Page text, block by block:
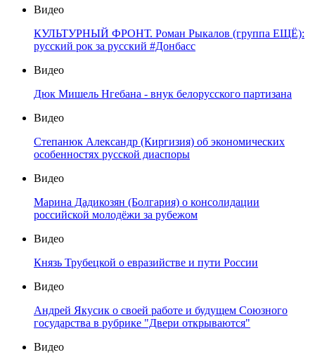
Видео
КУЛЬТУРНЫЙ ФРОНТ. Роман Рыкалов (группа ЕЩЁ):
русский рок за русский #Донбасс
Видео
Дюк Мишель Нгебана - внук белорусского партизана
Видео
Степанюк Александр (Киргизия) об экономических
особенностях русской диаспоры
Видео
Марина Дадикозян (Болгария) о консолидации
российской молодёжи за рубежом
Видео
Князь Трубецкой о евразийстве и пути России
Видео
Андрей Якусик о своей работе и будущем Союзного
государства в рубрике "Двери открываются"
Видео